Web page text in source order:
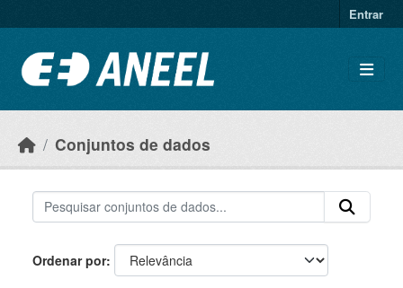
Entrar
Conjuntos de dados
Ordenar por